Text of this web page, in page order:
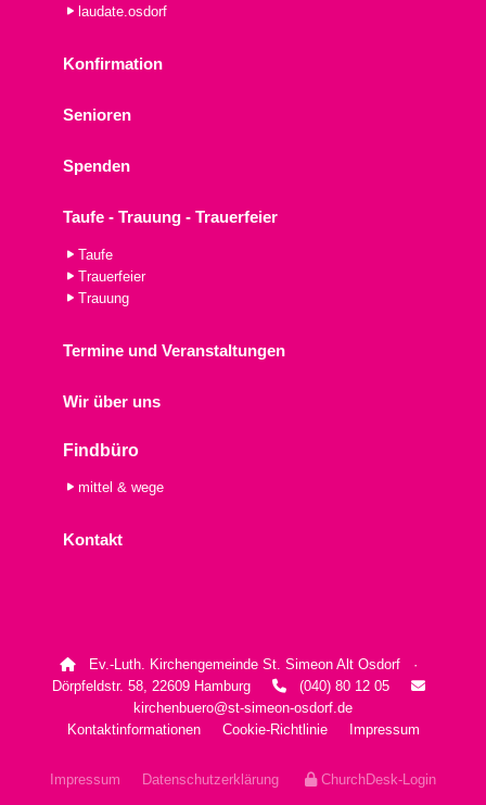
laudate.osdorf
Konfirmation
Senioren
Spenden
Taufe - Trauung - Trauerfeier
Taufe
Trauerfeier
Trauung
Termine und Veranstaltungen
Wir über uns
Findbüro
mittel & wege
Kontakt
 Ev.-Luth. Kirchengemeinde St. Simeon Alt Osdorf ·
Dörpfeldstr. 58, 22609 Hamburg  (040) 80 12 05 
kirchenbuero@st-simeon-osdorf.de
Kontaktinformationen
Cookie-Richtlinie Impressum
Impressum Datenschutzerklärung ChurchDesk-Login